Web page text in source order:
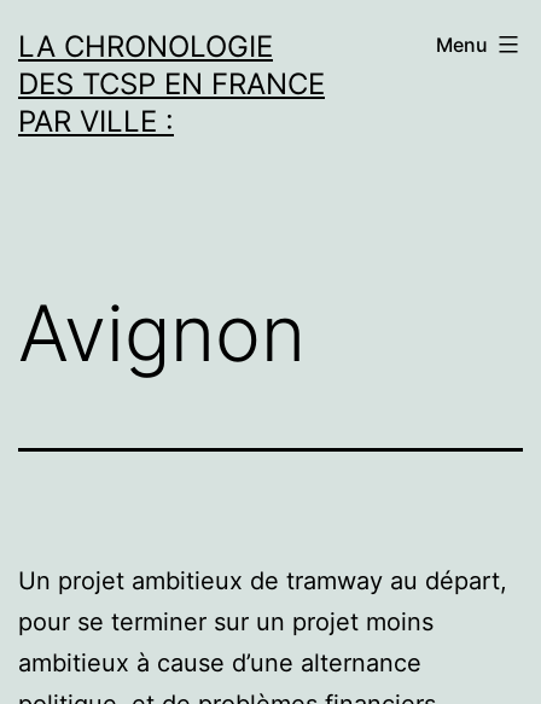
au
contenu
LA CHRONOLOGIE
DES TCSP EN FRANCE
PAR VILLE :
Menu
Avignon
Un projet ambitieux de tramway au départ,
pour se terminer sur un projet moins
ambitieux à cause d’une alternance